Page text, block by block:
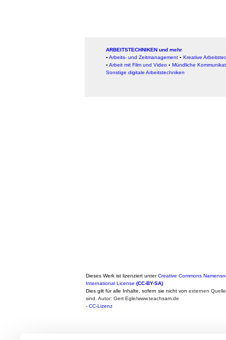
ARBEITSTECHNIKEN und mehr
▪ Arbeits- und Zeitmanagement ▪ Kreative
▪ Arbeit mit Film und Video ▪ Mündliche
Sonstige digitale Arbeitstechniken
Dieses Werk ist lizenziert unterCreative Commons
International License (CC-BY-SA)
Dies gilt für alle Inhalte, sofern sie nicht von externen
sind. Autor: Gert Egle/www.teachsam.de
- CC-Lizenz